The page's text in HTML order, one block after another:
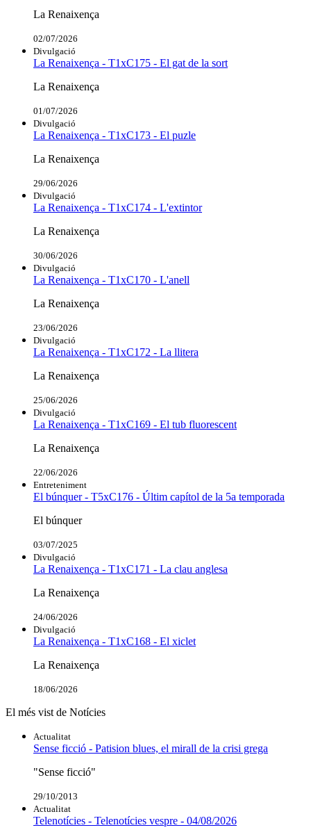
La Renaixença
02/07/2026
Divulgació
La Renaixença - T1xC175 - El gat de la sort
La Renaixença
01/07/2026
Divulgació
La Renaixença - T1xC173 - El puzle
La Renaixença
29/06/2026
Divulgació
La Renaixença - T1xC174 - L'extintor
La Renaixença
30/06/2026
Divulgació
La Renaixença - T1xC170 - L'anell
La Renaixença
23/06/2026
Divulgació
La Renaixença - T1xC172 - La llitera
La Renaixença
25/06/2026
Divulgació
La Renaixença - T1xC169 - El tub fluorescent
La Renaixença
22/06/2026
Entreteniment
El búnquer - T5xC176 - Últim capítol de la 5a temporada
El búnquer
03/07/2025
Divulgació
La Renaixença - T1xC171 - La clau anglesa
La Renaixença
24/06/2026
Divulgació
La Renaixença - T1xC168 - El xiclet
La Renaixença
18/06/2026
El més vist de Notícies
Actualitat
Sense ficció - Patision blues, el mirall de la crisi grega
"Sense ficció"
29/10/2013
Actualitat
Telenotícies - Telenotícies vespre - 04/08/2026